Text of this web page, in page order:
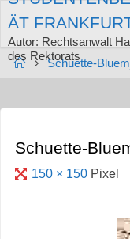
Zum
Inhalt
springen
ÄT FRANKFUR
Autor: Rechtsanwalt
des Rektorats
StartSchuette-
Schuette-
Originalgröße
150 × 150 Pixel